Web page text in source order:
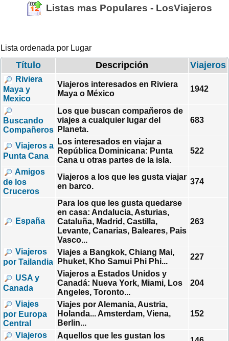
Listas mas Populares - LosViajeros
Lista ordenada por Lugar
Título Descripción Viajeros
Riviera
Maya y
Mexico
Viajeros interesados en Riviera
Maya o México
1942
Buscando
Compañeros
Los que buscan compañeros de
viajes a cualquier lugar del
Planeta.
683
Viajeros a
Punta Cana
Los interesados en viajar a
República Dominicana: Punta
Cana u otras partes de la isla.
522
Amigos
de los
Cruceros
Viajeros a los que les gusta viajar
en barco.
374
España
Para los que les gusta quedarse
en casa: Andalucia, Asturias,
Cataluña, Madrid, Castilla,
Levante, Canarias, Baleares, Pais
Vasco...
263
Viajeros
por Tailandia
Viajes a Bangkok, Chiang Mai,
Phuket, Kho Samui Phi Phi...
227
USA y
Canada
Viajeros a Estados Unidos y
Canadá: Nueva York, Miami, Los
Angeles, Toronto...
204
Viajes
por Europa
Central
Viajes por Alemania, Austria,
Holanda... Amsterdam, Viena,
Berlin...
152
Viajeros
Aquellos que les gustan los